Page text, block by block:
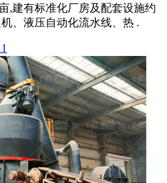
,建有标准化厂房及配套设施约
、液压自动化流水线、热 .